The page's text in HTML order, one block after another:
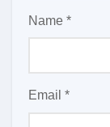
Name *
Email *